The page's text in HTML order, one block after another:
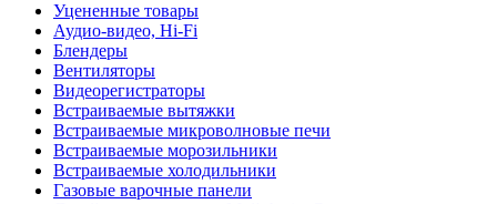
Уцененные товары
Аудио-видео, Hi-Fi
Блендеры
Вентиляторы
Видеорегистраторы
Встраиваемые вытяжки
Встраиваемые микроволновые печи
Встраиваемые морозильники
Встраиваемые холодильники
Газовые варочные панели